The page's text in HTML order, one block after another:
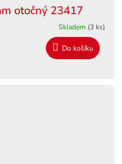
otočný 23417
Skladem (3 ks)
Do košíku